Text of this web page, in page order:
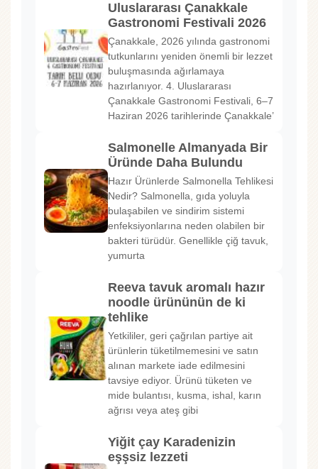
Uluslararası Çanakkale
Gastronomi Festivali 2026
Çanakkale, 2026 yılında gastronomi
tutkunlarını yeniden önemli bir lezzet
buluşmasında ağırlamaya
hazırlanıyor. 4. Uluslararası
Çanakkale Gastronomi Festivali, 6–7
Haziran 2026 tarihlerinde Çanakkale’
Salmonelle Almanyada Bir
Üründe Daha Bulundu
Hazır Ürünlerde Salmonella Tehlikesi
Nedir? Salmonella, gıda yoluyla
bulaşabilen ve sindirim sistemi
enfeksiyonlarına neden olabilen bir
bakteri türüdür. Genellikle çiğ tavuk,
yumurta
Reeva tavuk aromalı hazır
noodle ürününün de ki
tehlike
Yetkililer, geri çağrılan partiye ait
ürünlerin tüketilmemesini ve satın
alınan markete iade edilmesini
tavsiye ediyor. Ürünü tüketen ve
mide bulantısı, kusma, ishal, karın
ağrısı veya ateş gibi
Yiğit çay Karadenizin
eşşsiz lezzeti